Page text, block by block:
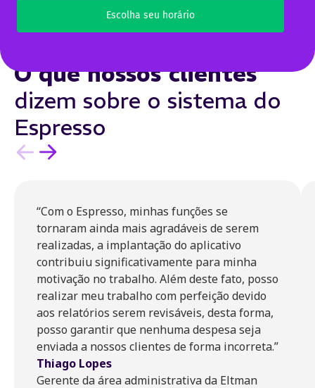
Escolha seu horário
O que nossos clientes
dizem sobre o sistema do
Espresso
“Com o Espresso, minhas funções se
tornaram ainda mais agradáveis de serem
realizadas, a implantação do aplicativo
contribuiu significativamente para minha
motivação no trabalho. Além deste fato, posso
realizar meu trabalho com perfeição devido
aos relatórios serem revisáveis, desta forma,
posso garantir que nenhuma despesa seja
enviada a nossos clientes de forma incorreta.”
Thiago Lopes
Gerente da área administrativa da Eltman